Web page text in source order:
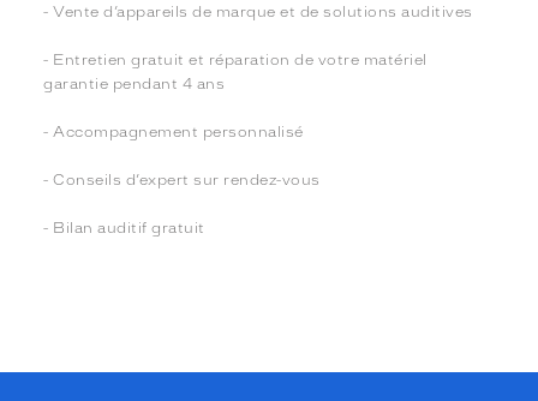
- Vente d’appareils de marque et de solutions auditives
- Entretien gratuit et réparation de votre matériel
garantie pendant 4 ans
- Accompagnement personnalisé
- Conseils d’expert sur rendez-vous
- Bilan auditif gratuit